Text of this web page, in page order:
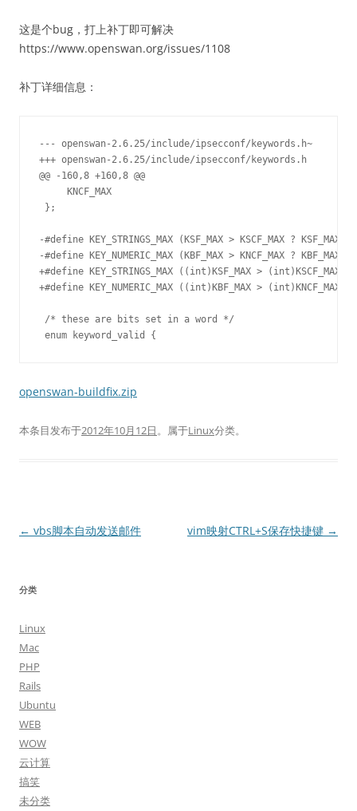
这是个bug，打上补丁即可解决
https://www.openswan.org/issues/1108
补丁详细信息：
--- openswan-2.6.25/include/ipsecconf/keywords.h~	2010-03-21 18:39:35.000000000 +0100
+++ openswan-2.6.25/include/ipsecconf/keywords.h	2010-05-04 14:11:46.000000000 +0200
@@ -160,8 +160,8 @@
     KNCF_MAX
};
-#define KEY_STRINGS_MAX (KSF_MAX > KSCF_MAX ? KSF_MAX :
-#define KEY_NUMERIC_MAX (KBF_MAX > KNCF_MAX ? KBF_MAX :
+#define KEY_STRINGS_MAX ((int)KSF_MAX > (int)KSCF_MAX
+#define KEY_NUMERIC_MAX ((int)KBF_MAX > (int)KNCF_MAX
/* these are bits set in a word */
enum keyword_valid {
openswan-buildfix.zip
本条目发布于2012年10月12日。属于Linux分类。
文
航
← vbs脚本自动发送邮件 vim映射CTRL+S保存快捷键 →
分类
Linux
Mac
PHP
Rails
Ubuntu
WEB
WOW
云计算
搞笑
未分类